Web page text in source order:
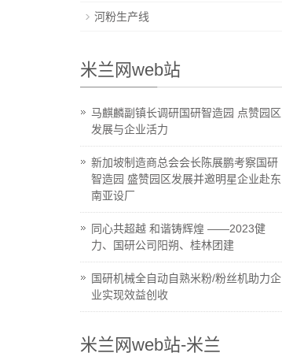
河粉生产线
米兰网web站
马麒麟副镇长调研国研智造园 点赞园区
发展与企业活力
新加坡制造商总会会长陈展鹏考察国研
智造园 盛赞园区发展并邀明星企业赴东
南亚设厂
同心共超越 和谐铸辉煌 ——2023健
力、国研公司阳朔、桂林团建
国研机械全自动自熟米粉/粉丝机助力企
业实现效益创收
米兰网web站-米兰